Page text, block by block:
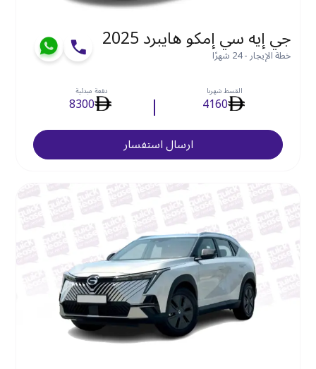
جي إيه سي إمكو هايبرد 2025
خطة الإيجار - 24 شهرًا
القسط شهريا
4160
دفعة مبدئية
8300
ارسال استفسار